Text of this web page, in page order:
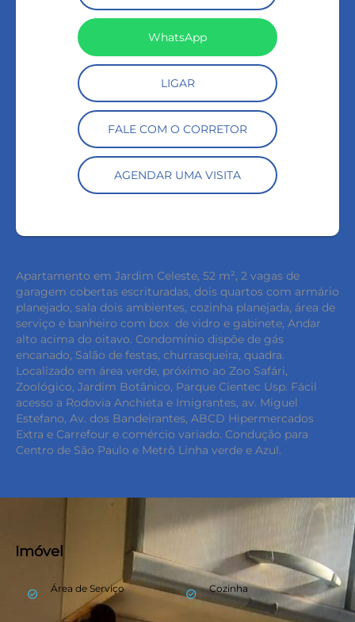
WhatsApp
LIGAR
FALE COM O CORRETOR
AGENDAR UMA VISITA
Apartamento em Jardim Celeste, 52 m², 2 vagas de
garagem cobertas escrituradas, dois quartos com armário
planejado, sala dois ambientes, cozinha planejada, área de
serviço e banheiro com box de vidro e gabinete, Andar
alto acima do oitavo. Condomínio dispõe de gás
encanado, Salão de festas, churrasqueira, quadra.
Localizado em área verde, próximo ao Zoo Safári,
Zoológico, Jardim Botânico, Parque Cientec Usp. Fácil
acesso a Rodovia Anchieta e Imigrantes, av. Miguel
Estefano, Av. dos Bandeirantes, ABCD Hipermercados
Extra e Carrefour e comércio variado. Condução para
Centro de São Paulo e Metrô Linha verde e Azul.
Imóvel
check_circle_outline Área de Serviço check_circle_outline Cozinha